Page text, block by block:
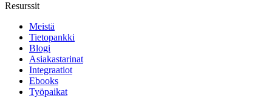
Resurssit
Meistä
Tietopankki
Blogi
Asiakastarinat
Integraatiot
Ebooks
Työpaikat